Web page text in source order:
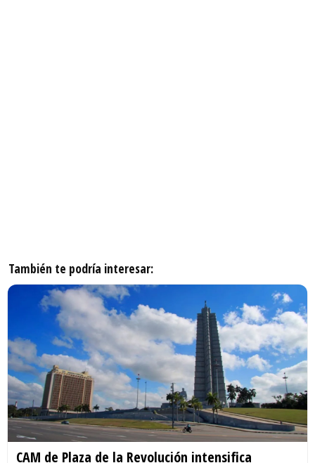
También te podría interesar:
CAM de Plaza de la Revolución intensifica